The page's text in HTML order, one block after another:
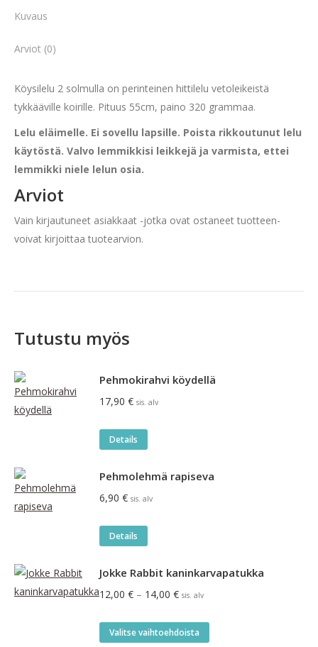
Kuvaus
Arviot (0)
Köysilelu 2 solmulla on perinteinen hittilelu vetoleikeistä
tykkääville koirille. Pituus 55cm, paino 320 grammaa.
Lelu eläimelle. Ei sovellu lapsille. Poista rikkoutunut lelu
käytöstä. Valvo lemmikkisi leikkejä ja varmista, ettei
lemmikki niele lelun osia.
Arviot
Vain kirjautuneet asiakkaat -jotka ovat ostaneet tuotteen-
voivat kirjoittaa tuotearvion.
Tutustu myös
Pehmokirahvi köydellä
17,90 € sis. alv
Details
Pehmolehmä rapiseva
6,90 € sis. alv
Details
Jokke Rabbit kaninkarvapatukka
12,00 € – 14,00 €Hintaluokka:
-
sis. alv
Valitse vaihtoehdoista